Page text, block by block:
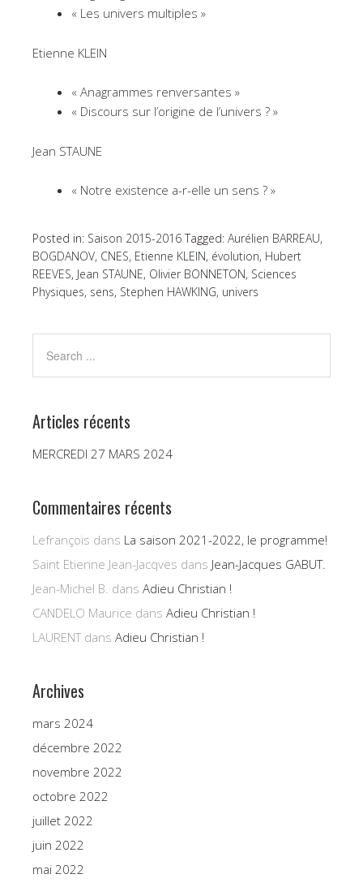
« Les univers multiples »
Etienne KLEIN
« Anagrammes renversantes »
« Discours sur l’origine de l’univers ? »
Jean STAUNE
« Notre existence a-r-elle un sens ? »
Posted in: Saison 2015-2016 Tagged: Aurélien BARREAU,
BOGDANOV, CNES, Etienne KLEIN, évolution, Hubert
REEVES, Jean STAUNE, Olivier BONNETON, Sciences
Physiques, sens, Stephen HAWKING, univers
Articles récents
MERCREDI 27 MARS 2024
Commentaires récents
Lefrançois dans La saison 2021-2022, le programme!
Saint Etienne Jean-Jacqves dans Jean-Jacques GABUT.
Jean-Michel B. dans Adieu Christian !
CANDELO Maurice dans Adieu Christian !
LAURENTdans Adieu Christian !
Archives
mars 2024
décembre 2022
novembre 2022
octobre 2022
juillet 2022
juin 2022
mai 2022